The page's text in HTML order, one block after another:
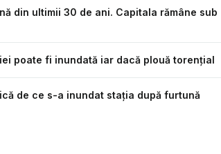
din ultimii 30 de ani. Capitala rămâne sub
poate fi inundată iar dacă plouă torențial
de ce s-a inundat stația după furtună